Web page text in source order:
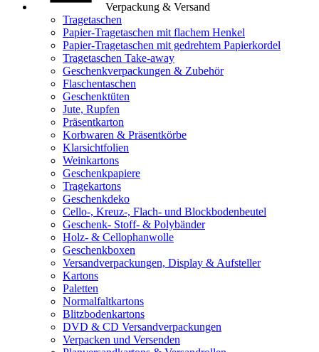
Verpackung & Versand
Tragetaschen
Papier-Tragetaschen mit flachem Henkel
Papier-Tragetaschen mit gedrehtem Papierkordel
Tragetaschen Take-away
Geschenkverpackungen & Zubehör
Flaschentaschen
Geschenktüten
Jute, Rupfen
Präsentkarton
Korbwaren & Präsentkörbe
Klarsichtfolien
Weinkartons
Geschenkpapiere
Tragekartons
Geschenkdeko
Cello-, Kreuz-, Flach- und Blockbodenbeutel
Geschenk- Stoff- & Polybänder
Holz- & Cellophanwolle
Geschenkboxen
Versandverpackungen, Display & Aufsteller
Kartons
Paletten
Normalfaltkartons
Blitzbodenkartons
DVD & CD Versandverpackungen
Verpacken und Versenden